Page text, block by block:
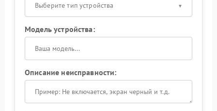
Выберите тип устройства
Модель устройства:
Описание неисправности: